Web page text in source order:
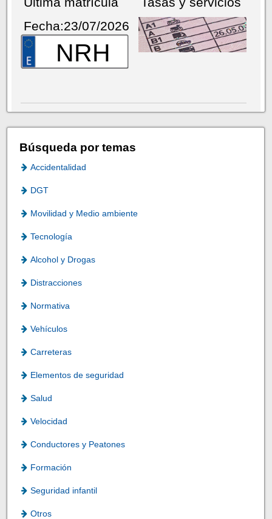
Fecha:23/07/2026
NRH
Búsqueda por temas
Accidentalidad
DGT
Movilidad y Medio ambiente
Tecnología
Alcohol y Drogas
Distracciones
Normativa
Vehículos
Carreteras
Elementos de seguridad
Salud
Velocidad
Conductores y Peatones
Formación
Seguridad infantil
Otros